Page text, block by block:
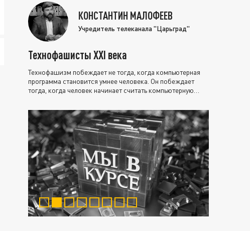
КОНСТАНТИН МАЛОФЕЕВ
Учредитель телеканала "Царьград"
Технофашисты XXI века
Технофашизм побеждает не тогда, когда компьютерная
программа становится умнее человека. Он побеждает
тогда, когда человек начинает считать компьютерную